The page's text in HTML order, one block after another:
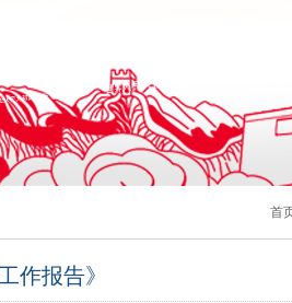
首
作报告》